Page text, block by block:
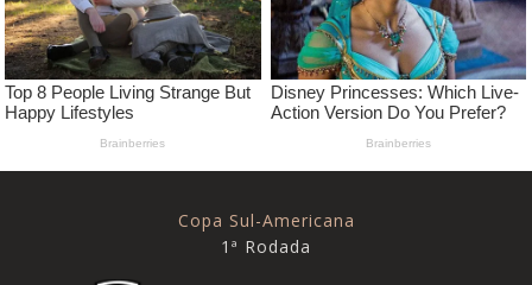
Copa Sul-Americana
1ª Rodada